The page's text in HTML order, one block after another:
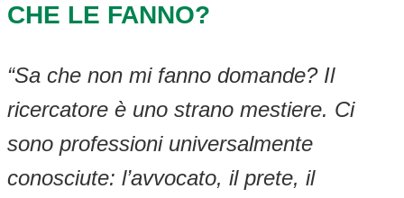
CHE LE FANNO?
“Sa che non mi fanno domande? Il
ricercatore è uno strano mestiere. Ci
sono professioni universalmente
conosciute: l’avvocato, il prete, il